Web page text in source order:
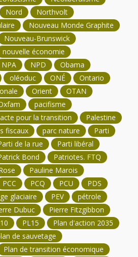
Nord
Northvolt
Nouveau Monde Graphite
Nouveau-Brunswick
nouvelle économie
NPA NPD
Obama
oléoduc ONÉ
Ontario
Orient
OTAN
pacifisme
pour la transition
Palestine
fiscaux parc nature
Parti
de la rue
Parti libéral
Bond
Patriotes. FTQ
Pauline Marois
PCC PCQ PCU
PDS
glaciaire PEV
pétrole
Dubuc
Pierre Fitzgibbon
PL15
Plan d'action 2035
de sauvetage
Plan de transition économique